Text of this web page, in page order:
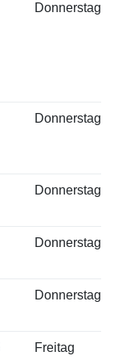
Donnerstag
Donnerstag
Donnerstag
Donnerstag
Donnerstag
Freitag